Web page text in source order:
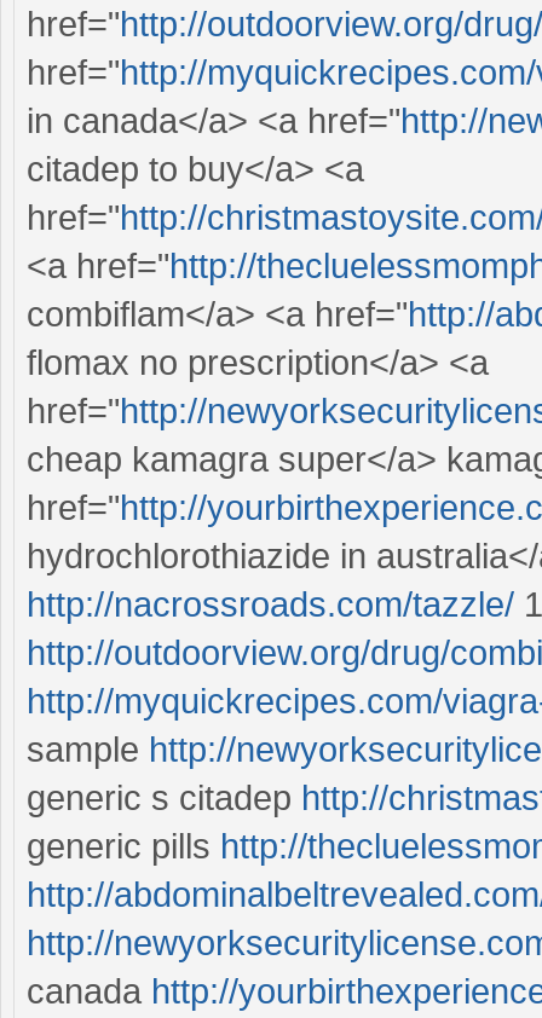
href="http://outdoorview.org/
href="http://
in canada</a> <a href="http://
citadep to buy</a> <a
href="http://
<a href="http://
combiflam</a> <a href="http://
flomax no prescription</a> <a
href="http://
cheap kamagra super</a>
href="http://
hydrochlorothiazide in
http://nacrossroads.com/tazzle/
http://outdoorview.org/drug/
http://myquickrecipes.com/
sample http://
generic s citadep http://
generic pills http://
http://
http://
canada http://